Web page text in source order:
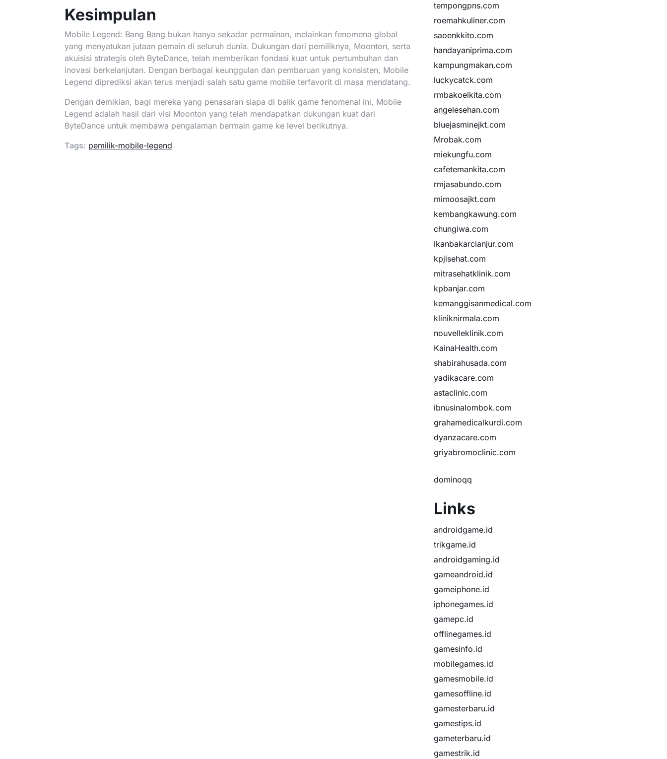
Kesimpulan
Mobile Legend: Bang Bang bukan hanya sekadar permainan, melainkan fenomena global
yang menyatukan jutaan pemain di seluruh dunia. Dukungan dari pemiliknya, Moonton, serta
akuisisi strategis oleh ByteDance, telah memberikan fondasi kuat untuk pertumbuhan dan
inovasi berkelanjutan. Dengan berbagai keunggulan dan pembaruan yang konsisten, Mobile
Legend diprediksi akan terus menjadi salah satu game mobile terfavorit di masa mendatang.
Dengan demikian, bagi mereka yang penasaran siapa di balik game fenomenal ini, Mobile
Legend adalah hasil dari visi Moonton yang telah mendapatkan dukungan kuat dari
ByteDance untuk membawa pengalaman bermain game ke level berikutnya.
Tags: pemilik-mobile-legend
tempongpns.com
roemahkuliner.com
saoenkkito.com
handayaniprima.com
kampungmakan.com
luckycatck.com
rmbakoelkita.com
angelesehan.com
bluejasminejkt.com
Mrobak.com
miekungfu.com
cafetemankita.com
rmjasabundo.com
mimoosajkt.com
kembangkawung.com
chungiwa.com
ikanbakarcianjur.com
kpjisehat.com
mitrasehatklinik.com
kpbanjar.com
kemanggisanmedical.com
kliniknirmala.com
nouvelleklinik.com
KainaHealth.com
shabirahusada.com
yadikacare.com
astaclinic.com
ibnusinalombok.com
grahamedicalkurdi.com
dyanzacare.com
griyabromoclinic.com
dominoqq
Links
androidgame.id
trikgame.id
androidgaming.id
gameandroid.id
gameiphone.id
iphonegames.id
gamepc.id
offlinegames.id
gamesinfo.id
mobilegames.id
gamesmobile.id
gamesoffline.id
gamesterbaru.id
gamestips.id
gameterbaru.id
gamestrik.id